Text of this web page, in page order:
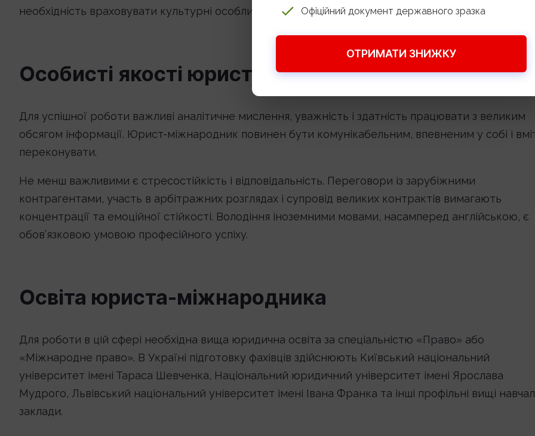
Офіційний документ державного зразка
ОТРИМАТИ ЗНИЖКУ
необхідність враховувати культурні особливості ділового спілкування з іноземними
Особисті якості юриста-міжнародника
Для успішної роботи важливі аналітичне мислення, уважність і здатність працювати з великим
обсягом інформації. Юрист-міжнародник повинен бути комунікабельним, впевненим у собі і
переконувати.
Не менш важливими є стресостійкість і відповідальність. Переговори із зарубіжними
контрагентами, участь в арбітражних розглядах і супровід великих контрактів вимагають
концентрації та емоційної стійкості. Володіння іноземними мовами, насамперед англійською, є
обов’язковою умовою професійного успіху.
Освіта юриста-міжнародника
Для роботи в цій сфері необхідна вища юридична освіта за спеціальністю «Право» або
«Міжнародне право». В Україні підготовку фахівців здійснюють Київський національний
університет імені Тараса Шевченка, Національний юридичний університет імені Ярослава
Мудрого, Львівський національний університет імені Івана Франка та інші профільні вищі
заклади.